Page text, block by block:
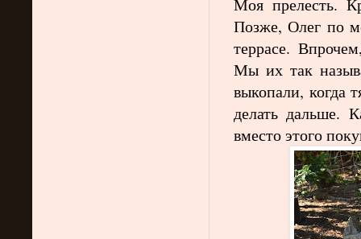
Позже, Олег по
террасе.
Мы их так
выкопали, когда
делать дальше.
вместо этого